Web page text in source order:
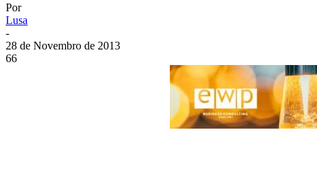
Por
Lusa
-
28 de Novembro de 2013
66